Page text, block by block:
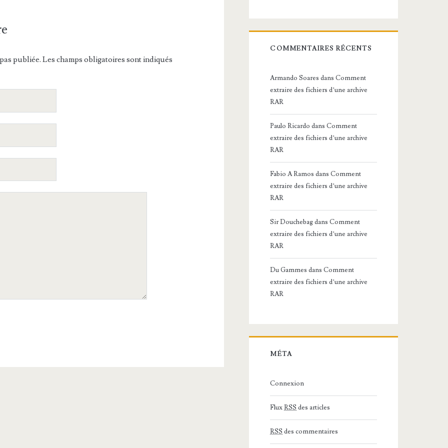
publiée. Les champs obligatoires sont indiqués
COMMENTAIRES RÉCENTS
Armando Soares dansComment
extraire des fichiers d’une archive
RAR
Paulo Ricardo dansComment
extraire des fichiers d’une archive
RAR
Fabio A Ramos dansComment
extraire des fichiers d’une archive
RAR
Sir DouchebagdansComment
extraire des fichiers d’une archive
RAR
Du Gammes dansComment
extraire des fichiers d’une archive
RAR
MÉTA
Connexion
FluxRSS des articles
RSS des commentaires